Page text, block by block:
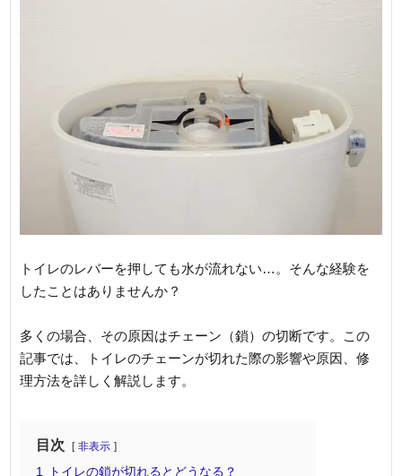
トイレのレバーを押しても水が流れない…。そんな経験を
したことはありませんか？
多くの場合、その原因はチェーン（鎖）の切断です。この
記事では、トイレのチェーンが切れた際の影響や原因、修
理方法を詳しく解説します。
目次 非表示
1
トイレの鎖が切れるとどうなる？